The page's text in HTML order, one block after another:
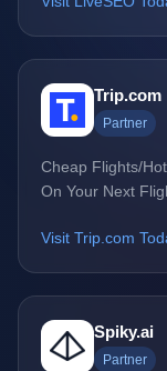
Trip.com
Partner
Cheap Flights/
On Your Next
Visit Trip.com
Spiky.ai
Partner